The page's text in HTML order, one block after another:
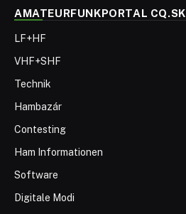
AMATEURFUNKPORTAL CQ.SK
LF+HF
VHF+SHF
Technik
Hambazár
Contesting
Ham Informationen
Software
Digitale Modi